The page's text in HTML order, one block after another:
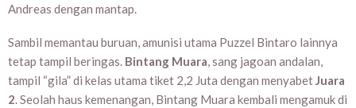
Andreas dengan mantap.
Sambil memantau buruan, amunisi utama Puzzel Bintaro lainnya
tetap tampil beringas. Bintang Muara, sang jagoan andalan,
tampil “gila” di kelas utama tiket 2,2 Juta dengan menyabetJuara
2. Seolah haus kemenangan, Bintang Muara kembali mengamuk di